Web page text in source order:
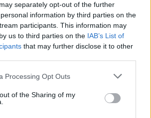
separately opt-out of the further
information by third parties on the
participants. This information may
us to third parties on the IAB’s List of
that may further disclose it to other
Processing Opt Outs
of the Sharing of my
έχει δει περίπου 40
τρέχουσα σεζόν. Όπως εξηγεί:
πραγματικά πολύ υψηλού
Ξεχώρισα τη γλυκιά
μουσική της παράστασης ‘Τα φώτα
άριστη τεχνική του Μιχάλη
και τον άψογο ρυθμό της